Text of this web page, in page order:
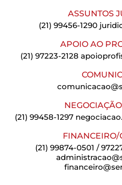
ASSUNTOS
(21) 99456-1290
APOIO AO
(21) 97223-2128
(21) 99458-1297
FINANCEIRO/
(21) 99874-0501 /